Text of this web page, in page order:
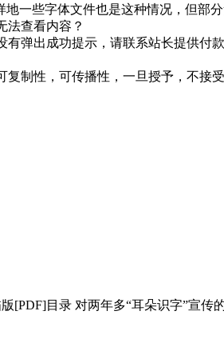
一些字体文件也是这种情况，但部
法查看内容？
有弹出成功提示，请联系站长提供付
复制性，可传播性，一旦授予，不接
[PDF]目录 对两年多“耳朵识字”宣传